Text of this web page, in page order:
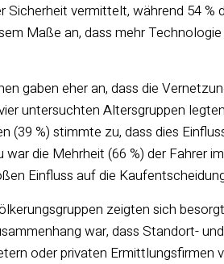
Sicherheit vermittelt, während 54 %
Maße an, dass mehr
gaben eher an, dass die
untersuchten Altersgruppen
(39 %) stimmte zu, dass dies
die Mehrheit (66 %) der Fahrer
Einfluss auf die
zeigten sich
war, dass Standort-
oder privaten